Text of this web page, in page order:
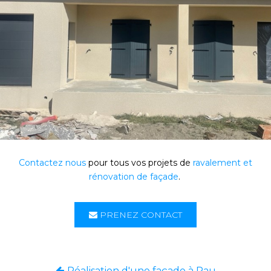
Contactez nous pour tous vos projets de ravalement et
rénovation de façade.
PRENEZ CONTACT